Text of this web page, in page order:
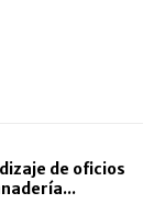
de oficios